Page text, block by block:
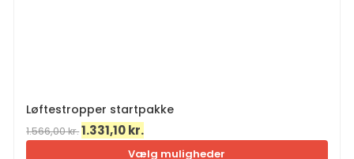
Løftestropper startpakke
1.566,00kr.Den
oprindelige
1.331,10kr.
aktuelle
Vælg muligheder